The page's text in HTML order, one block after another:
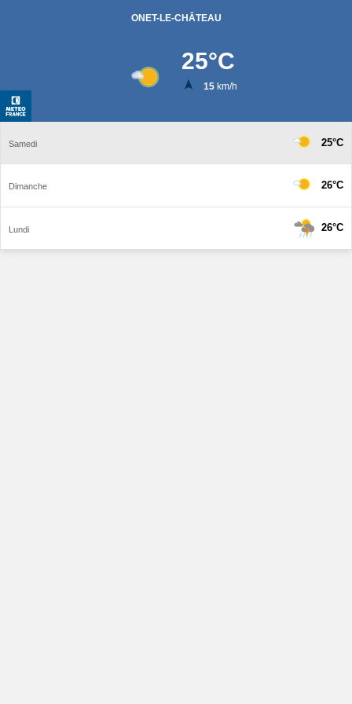
ONET-LE-CHÂTEAU
25°C
15km/h
Samedi 25°C
Dimanche 26°C
Lundi 26°C